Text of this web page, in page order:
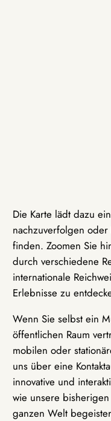
Die Karte lädt dazu
nachzuverfolgen
finden. Zoomen Sie
durch verschiedene
internationale
Erlebnisse zu
Wenn Sie selbst ein
öffentlichen Raum
mobilen oder
uns über eine
innovative und
wie unsere
ganzen Welt